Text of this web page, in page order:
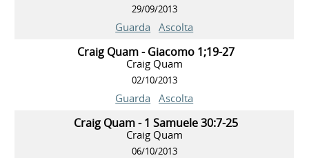
29/09/2013
Guarda Ascolta
Craig Quam - Giacomo 1;19-27
Craig Quam
02/10/2013
Guarda Ascolta
Craig Quam - 1 Samuele 30:7-25
Craig Quam
06/10/2013